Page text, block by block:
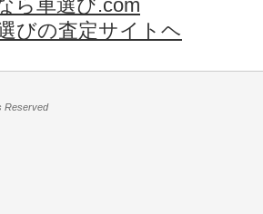
ら車選び.com
びの査定サイトヘ
Reserved